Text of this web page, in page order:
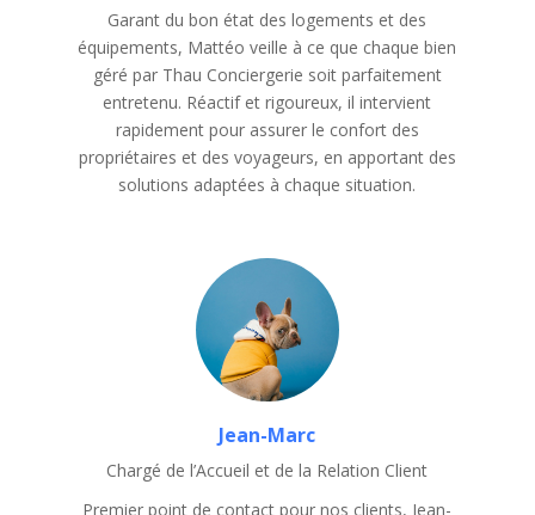
Garant du bon état des logements et des
équipements, Mattéo veille à ce que chaque bien
géré par Thau Conciergerie soit parfaitement
entretenu. Réactif et rigoureux, il intervient
rapidement pour assurer le confort des
propriétaires et des voyageurs, en apportant des
solutions adaptées à chaque situation.
Jean-Marc
Chargé de l’Accueil et de la Relation Client
Premier point de contact pour nos clients, Jean-